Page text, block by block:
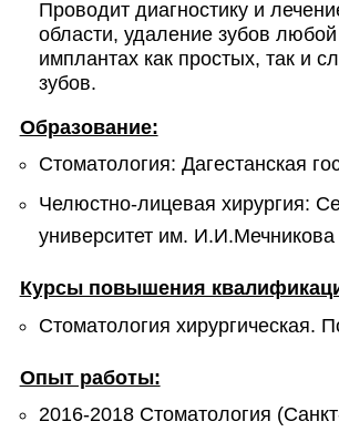
Проводит диагностику и
области, удаление зубов
имплантах как простых, так и
зубов.
Образование:
Стоматология: Дагестанская
Челюстно-лицевая хирургия:
университет им. И.И.Мечникова
Курсы повышения
Стоматология хирургическая.
Опыт работы:
2016-2018 Стоматология